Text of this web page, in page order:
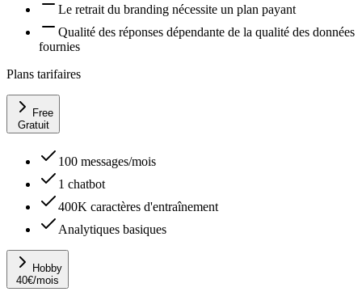
Le retrait du branding nécessite un plan payant
Qualité des réponses dépendante de la qualité des données
fournies
Plans tarifaires
Free
Gratuit
100 messages/mois
1 chatbot
400K caractères d'entraînement
Analytiques basiques
Hobby
40€/mois